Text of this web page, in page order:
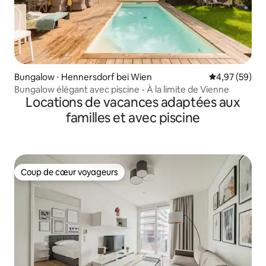
Bungalow ⋅ Hennersdorf bei Wien Évaluation
4,97 (59)
Bungalow élégant avec piscine - À la limite de Vienne
Locations de vacances adaptées aux
familles et avec piscine
Coup de cœur voyageurs
Coup de cœur voyageurs